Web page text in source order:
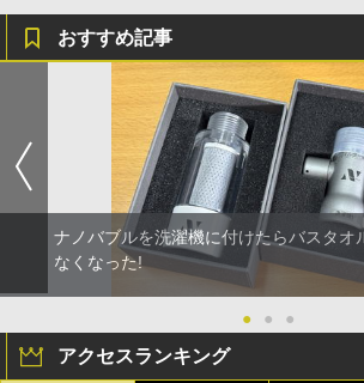
おすすめ記事
ナノバブルを洗濯機に付けたらバスタオ
なくなった!
● ● ●
アクセスランキング